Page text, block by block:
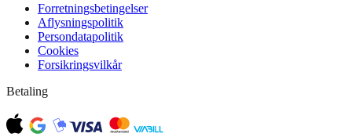
Forretningsbetingelser
Aflysningspolitik
Persondatapolitik
Cookies
Forsikringsvilkår
Betaling